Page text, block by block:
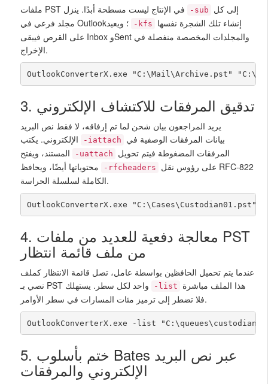
-sub
-kfs
على القرص فيبقى Inbox وSent والمجلدات المخصصة منفصلة في
الإخراج.
OutlookConverterX.exe "C:\Mail\Archive.pst"
3. تدقيق المرفقات للاكتشاف الإلكتروني
يريد المراجعون بيان شحن لما تم إرفاقه، لا فقط نص البريد
-iattach
-uattach
-rfcheaders
الكاملة لسلسلة الحراسة.
OutlookConverterX.exe
4. معالجة دفعية للعديد من ملفات PST
من ملف قائمة انتظار
عندما يتم تحميل الحافظين بواسطة عامل، تصل قائمة الانتظار كملف
-list
فلا تضطر إلى ترميز مئات المسارات في سطر الأوامر.
OutlookConverterX.exe -list
5. ختم بأسلوب Bates عبر نص البريد
الإلكتروني والمرفقات